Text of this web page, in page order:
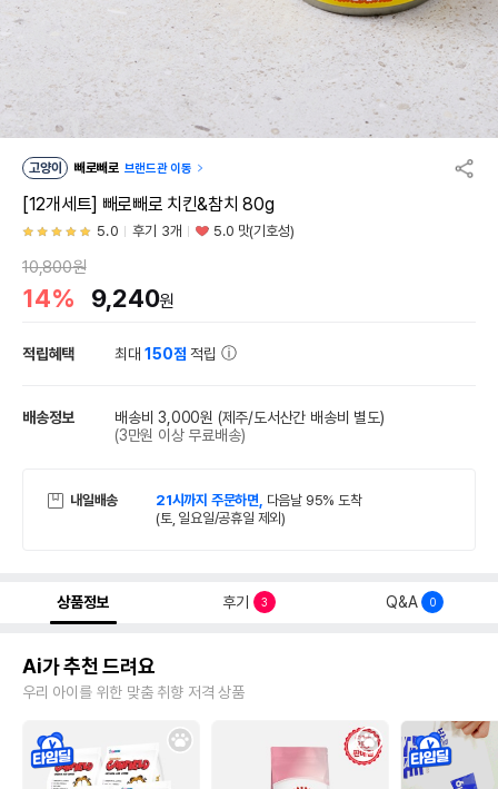
고양이 빼로빼로 브랜드관 이동
[12개세트] 빼로빼로 치킨&참치 80g
5.0 후기 3개 5.0 맛(기호성)
10,800원
14% 9,240원
적립혜택 최대150점 적립
배송정보 배송비 3,000원 (제주/도서산간 배송비 별도)
(3만원 이상 무료배송)
내일배송 21시까지 주문하면, 다음날 95% 도착
(토, 일요일/공휴일 제외)
상품정보 후기 3 Q&A 0
Ai가 추천 드려요
우리 아이를 위한 맞춤 취향 저격 상품